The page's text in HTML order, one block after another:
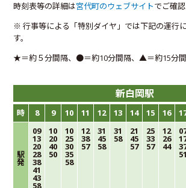
時刻表等の詳細は宮代町のウェブサイトでご確認
※ 行事等による「特別ダイヤ」では下記の運行
す。
★＝約５分間隔、●＝約10分間隔、▲＝約15分
新白岡駅
時 8 9 10 11 12 13 14 15 16
駅
発
09
13
20
28
38
41
43
58
10
20
40
50
10
25
30
35
58
12
38
57
31
45
58
31
58
21
45
57
25
33
57
12
26
44
51